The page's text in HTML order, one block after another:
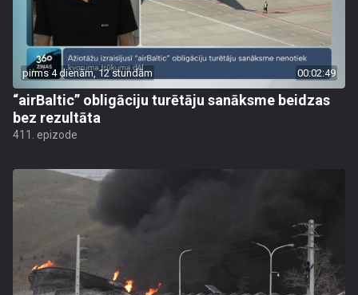
pirms 4 dienām, 12 stundām 00:02:49
“airBaltic” obligāciju turētāju sanāksme beidzas
bez rezultāta
411. epizode